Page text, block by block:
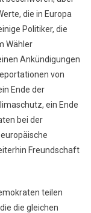
die in Europa
Politiker, die
Wähler
Ankündigungen
von
Ende der
ein Ende
bei der
Freundschaft
teilen
die gleichen